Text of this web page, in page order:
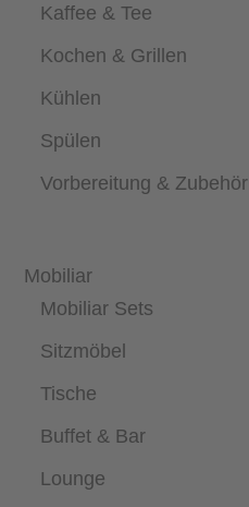
Kaffee & Tee
Kochen & Grillen
Kühlen
Spülen
Vorbereitung & Zubehör
Mobiliar
Mobiliar Sets
Sitzmöbel
Tische
Buffet & Bar
Lounge